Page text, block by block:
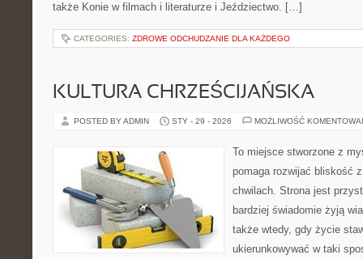
także Konie w filmach i literaturze i Jeździectwo. […]
CATEGORIES: ZDROWE ODCHUDZANIE DLA KAŻDEGO
KULTURA CHRZEŚCIJAŃSKA
POSTED BY ADMIN STY - 29 - 2026 MOŻLIWOŚĆ
To miejsce stworzone z
pomaga rozwijać bliskość
chwilach. Strona jest
bardziej świadomie żyją
także wtedy, gdy życie
ukierunkowywać w taki